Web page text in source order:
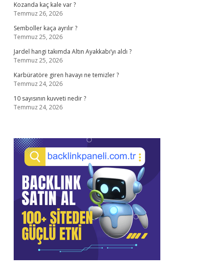
Kozanda kaç kale var ?
Temmuz 26, 2026
Semboller kaça ayrılır ?
Temmuz 25, 2026
Jardel hangi takımda Altın Ayakkabı’yı aldı ?
Temmuz 25, 2026
Karbüratöre giren havayı ne temizler ?
Temmuz 24, 2026
10 sayısının kuvveti nedir ?
Temmuz 24, 2026